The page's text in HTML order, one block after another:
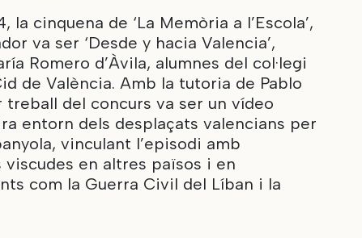
la cinquena de ‘La Memòria a l’Escola’,
va ser ‘Desde y hacia Valencia’,
Romero d’Àvila, alumnes del col·legi
de València. Amb la tutoria de Pablo
treball del concurs va ser un vídeo
entorn dels desplaçats valencians per
vinculant l’episodi amb
en altres països i en
com la Guerra Civil del Líban i la